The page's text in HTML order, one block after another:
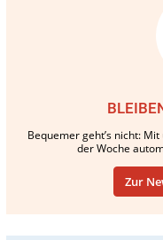
Bequemer geht’s nicht:
der Woche
Zur